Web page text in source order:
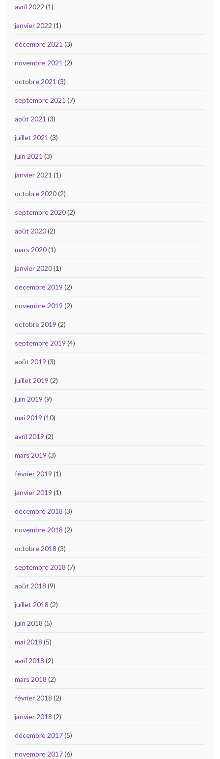
avril 2022 (1)
janvier 2022 (1)
décembre 2021 (3)
novembre 2021 (2)
octobre 2021 (3)
septembre 2021 (7)
août 2021 (3)
juillet 2021 (3)
juin 2021 (3)
janvier 2021 (1)
octobre 2020(2)
septembre 2020(2)
août 2020(2)
mars 2020(1)
janvier 2020(1)
décembre 2019 (2)
novembre 2019 (2)
octobre 2019 (2)
septembre 2019 (4)
août 2019 (3)
juillet 2019 (2)
juin 2019 (9)
mai 2019 (10)
avril 2019 (2)
mars 2019 (3)
février 2019 (1)
janvier 2019 (1)
décembre 2018 (3)
novembre 2018 (2)
octobre 2018 (3)
septembre 2018 (7)
août 2018 (9)
juillet 2018 (2)
juin 2018 (5)
mai 2018 (5)
avril 2018 (2)
mars 2018 (2)
février 2018 (2)
janvier 2018 (2)
décembre 2017(5)
novembre 2017(6)